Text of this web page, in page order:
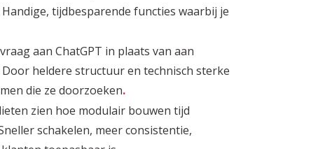
tijdbesparende functies waarbij je
aan ChatGPT in plaats van aan
heldere structuur en technisch sterke
die ze doorzoeken.
zien hoe modulair bouwen tijd
schakelen, meer consistentie,